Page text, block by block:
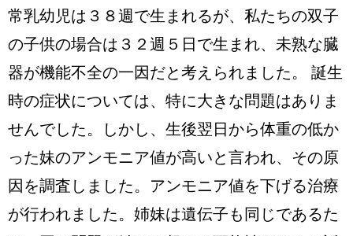
常乳幼児は３８週で生まれるが、私たちの双子
の子供の場合は３２週５日で生まれ、未熟な臓
器が機能不全の一因だと考えられました。 誕生
時の症状については、特に大きな問題はありま
せんでした。しかし、生後翌日から体重の低か
った妹のアンモニア値が高いと言われ、その原
因を調査しました。アンモニア値を下げる治療
が行われました。姉妹は遺伝子も同じであるた